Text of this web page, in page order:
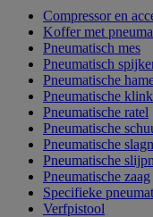
Compressor en
Koffer met
Pneumatisch mes
Pneumatisch
Pneumatische
Pneumatische
Pneumatische ratel
Pneumatische
Pneumatische
Pneumatische
Pneumatische zaag
Specifieke
Verfpistool